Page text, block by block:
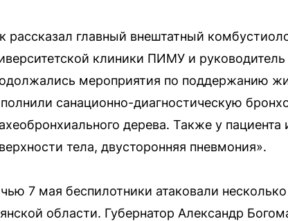
рассказал главный внештатный
клиники ПИМУ и
мероприятия по поддержанию
санационно-диагностическую
дерева. Также у
тела, двусторонняя пневмония».
7 мая беспилотники атаковали
области. Губернатор Александр